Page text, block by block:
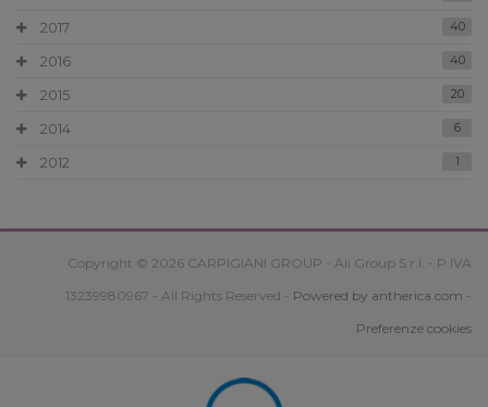
2017 40
2016 40
2015 20
2014 6
2012 1
Copyright © 2026 CARPIGIANI GROUP - Ali Group S.r.l. - P.IVA
13239980967 - All Rights Reserved - Powered by antherica.com -
Preferenze cookies